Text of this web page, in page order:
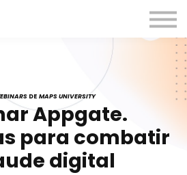
sesión
DE MAPS UNIVERSITY
Appgate.
para combatir
digital